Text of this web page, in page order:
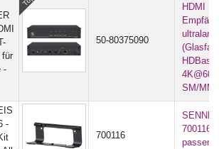
50-80375090
HDMI
SM/MM)
700116
700116